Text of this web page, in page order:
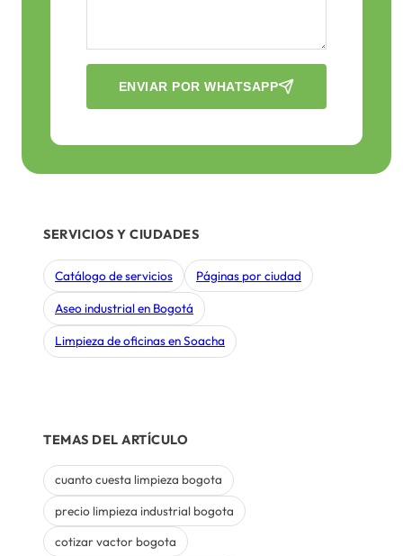
ENVIAR POR WHATSAPP
SERVICIOS Y CIUDADES
Catálogo de servicios Páginas por ciudad
Aseo industrial en Bogotá
Limpieza de oficinas en Soacha
TEMAS DEL ARTÍCULO
cuanto cuesta limpieza bogota
precio limpieza industrial bogota
cotizar vactor bogota